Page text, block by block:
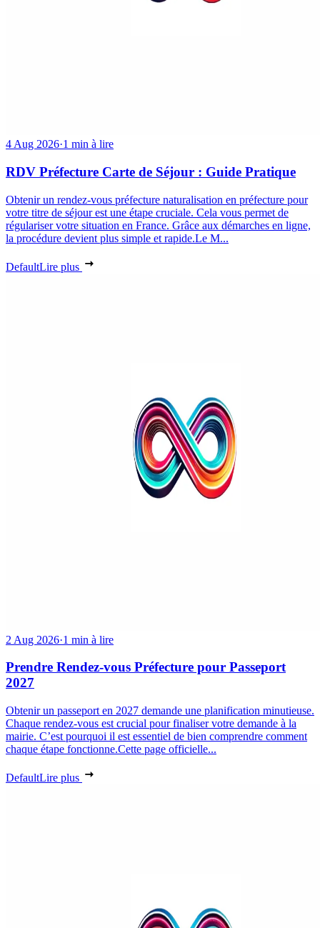
4 Aug 2026·1 min à lire
RDV Préfecture Carte de Séjour : Guide Pratique
Obtenir un rendez-vous préfecture naturalisation en préfecture pour
votre titre de séjour est une étape cruciale. Cela vous permet de
régulariser votre situation en France. Grâce aux démarches en ligne,
la procédure devient plus simple et rapide.Le M...
DefaultLire plus
2 Aug 2026·1 min à lire
Prendre Rendez-vous Préfecture pour Passeport
2027
Obtenir un passeport en 2027 demande une planification minutieuse.
Chaque rendez-vous est crucial pour finaliser votre demande à la
mairie. C’est pourquoi il est essentiel de bien comprendre comment
chaque étape fonctionne.Cette page officielle...
DefaultLire plus